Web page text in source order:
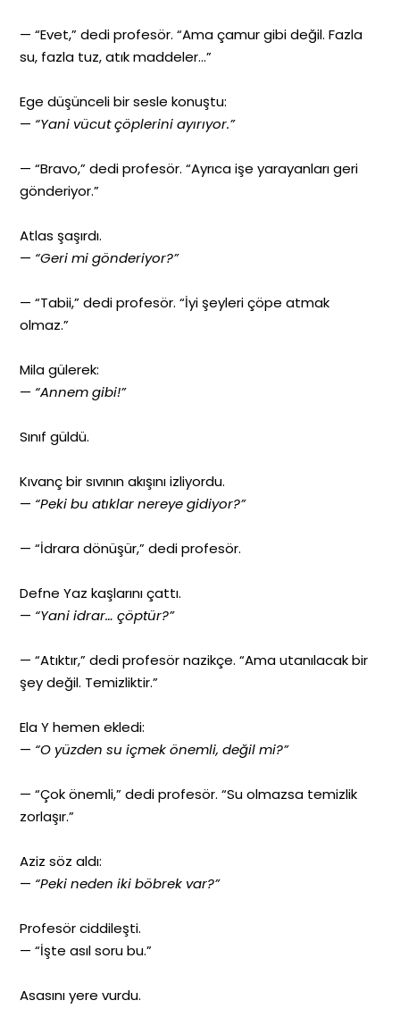
— “Evet,” dedi profesör. “Ama çamur gibi değil. Fazla
su, fazla tuz, atık maddeler…”
Ege düşünceli bir sesle konuştu:
— “Yani vücut çöplerini ayırıyor.”
— “Bravo,” dedi profesör. “Ayrıca işe yarayanları geri
gönderiyor.”
Atlas şaşırdı.
— “Geri mi gönderiyor?”
— “Tabii,” dedi profesör. “İyi şeyleri çöpe atmak
olmaz.”
Mila gülerek:
— “Annem gibi!”
Sınıf güldü.
Kıvanç bir sıvının akışını izliyordu.
— “Peki bu atıklar nereye gidiyor?”
— “İdrara dönüşür,” dedi profesör.
Defne Yaz kaşlarını çattı.
— “Yani idrar… çöptür?”
— “Atıktır,” dedi profesör nazikçe. “Ama utanılacak bir
şey değil. Temizliktir.”
Ela Y hemen ekledi:
— “O yüzden su içmek önemli, değil mi?”
— “Çok önemli,” dedi profesör. “Su olmazsa temizlik
zorlaşır.”
Aziz söz aldı:
— “Peki neden iki böbrek var?”
Profesör ciddileşti.
— “İşte asıl soru bu.”
Asasını yere vurdu.